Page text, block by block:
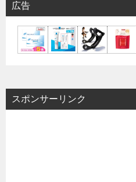
広告
スポンサーリンク